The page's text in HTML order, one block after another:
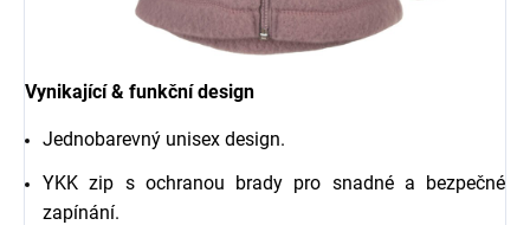
Vynikající & funkční design
Jednobarevný unisex design.
YKK zip s ochranou brady pro snadné a bezpečné
zapínání.